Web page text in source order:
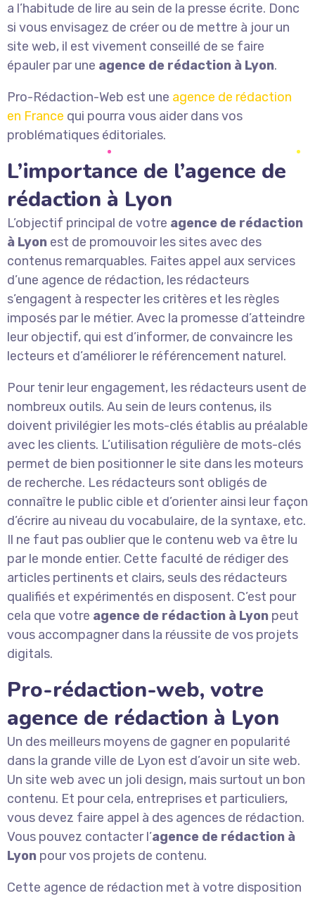
a l’habitude de lire au sein de la presse écrite. Donc
si vous envisagez de créer ou de mettre à jour un
site web, il est vivement conseillé de se faire
épauler par une agence de rédaction à Lyon.
Pro-Rédaction-Web est une agence de rédaction
en France qui pourra vous aider dans vos
problématiques éditoriales.
L’importance de l’agence de
rédaction à Lyon
L’objectif principal de votre agence de rédaction
à Lyon est de promouvoir les sites avec des
contenus remarquables. Faites appel aux services
d’une agence de rédaction, les rédacteurs
s’engagent à respecter les critères et les règles
imposés par le métier. Avec la promesse d’atteindre
leur objectif, qui est d’informer, de convaincre les
lecteurs et d’améliorer le référencement naturel.
Pour tenir leur engagement, les rédacteurs usent de
nombreux outils. Au sein de leurs contenus, ils
doivent privilégier les mots-clés établis au préalable
avec les clients. L’utilisation régulière de mots-clés
permet de bien positionner le site dans les moteurs
de recherche. Les rédacteurs sont obligés de
connaître le public cible et d’orienter ainsi leur façon
d’écrire au niveau du vocabulaire, de la syntaxe, etc.
Il ne faut pas oublier que le contenu web va être lu
par le monde entier. Cette faculté de rédiger des
articles pertinents et clairs, seuls des rédacteurs
qualifiés et expérimentés en disposent. C’est pour
cela que votre agence de rédaction à Lyon peut
vous accompagner dans la réussite de vos projets
digitals.
Pro-rédaction-web, votre
agence de rédaction à Lyon
Un des meilleurs moyens de gagner en popularité
dans la grande ville de Lyon est d’avoir un site web.
Un site web avec un joli design, mais surtout un bon
contenu. Et pour cela, entreprises et particuliers,
vous devez faire appel à des agences de rédaction.
Vous pouvez contacter l’agence de rédaction à
Lyon pour vos projets de contenu.
Cette agence de rédaction met à votre disposition